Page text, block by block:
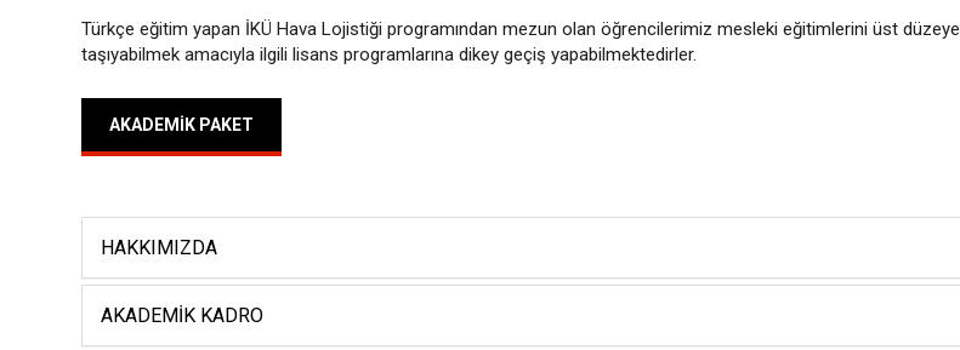
Türkçe eğitim yapan İKÜ Hava Lojistiği programından mezun olan öğrencilerimiz mesleki eğitimlerini üst düzeye
taşıyabilmek amacıyla ilgili lisans programlarına dikey geçiş yapabilmektedirler.
AKADEMIK PAKET
HAKKIMIZDA
AKADEMIK KADRO